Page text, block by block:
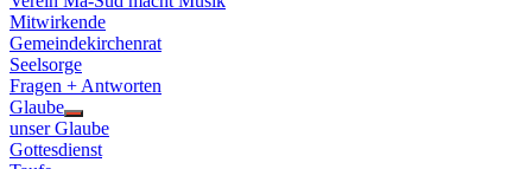
Mitwirkende
Gemeindekirchenrat
Seelsorge
Fragen + Antworten
Glaube
Show
sub
menu
unser Glaube
Gottesdienst